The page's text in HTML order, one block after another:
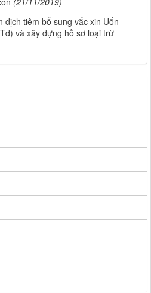
dịch tiêm bổ sung vắc xin Uốn
và xây dựng hồ sơ loại trừ